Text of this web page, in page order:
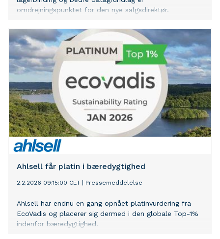
omdrejningspunktet for den nye salgsdirektør.
Ahlsell får platin i bæredygtighed
2.2.2026 09:15:00 CET Pressemeddelelse
Ahlsell har endnu en gang opnået platinvurdering fra
EcoVadis og placerer sig dermed i den globale Top-1%
indenfor bæredygtighed.